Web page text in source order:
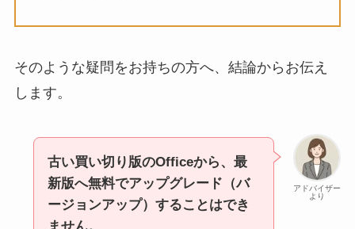
そのような疑問をお持ちの方へ、結論からお伝え
します。
アドバイザー
より
古い買い切り版のOfficeから、最
新版へ無料でアップグレード（バ
ージョンアップ）することはでき